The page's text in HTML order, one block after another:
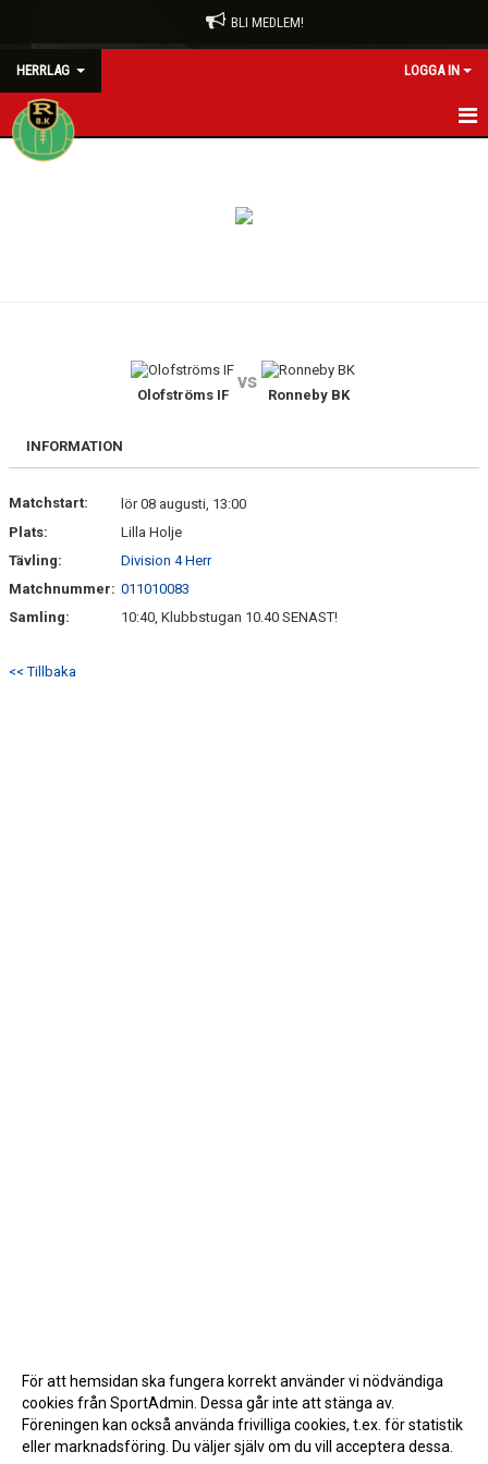
BLI MEDLEM!
HERRLAG LOGGA IN
HEM
DOKUMENT
Olofströms IF
vs
Ronneby BK
INFORMATION
Matchstart:
lör 08 augusti, 13:00
Plats:
Lilla Holje
Tävling:
Division 4 Herr
Matchnummer: 011010083
Samling:
10:40, Klubbstugan 10.40 SENAST!
<< Tillbaka
För att hemsidan ska fungera korrekt använder vi nödvändiga
cookies från SportAdmin. Dessa går inte att stänga av.
Föreningen kan också använda frivilliga cookies, t.ex. för statistik
eller marknadsföring. Du väljer själv om du vill acceptera dessa.